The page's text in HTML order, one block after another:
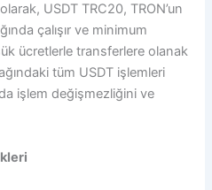
USDT TRC20, TRON’un
çalışır ve minimum
ücretlerle transferlere olanak
tüm USDT işlemleri
işlem değişmezliğini ve